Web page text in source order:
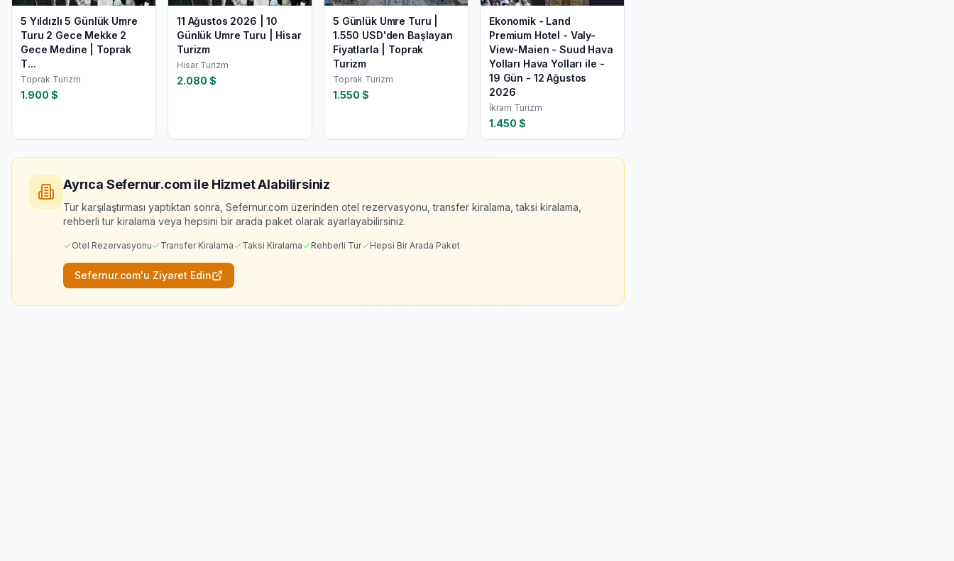
5 Yıldızlı 5 Günlük Umre
Turu 2 Gece Mekke 2
Gece Medine | Toprak
T...
Toprak Turizm
1.900 $
11 Ağustos 2026 | 10
Günlük Umre Turu | Hisar
Turizm
Hisar Turizm
2.080 $
5 Günlük Umre Turu |
1.550 USD'den Başlayan
Fiyatlarla | Toprak
Turizm
Toprak Turizm
1.550 $
Ekonomik - Land
Premium Hotel - Valy-
View-Maien - Suud Hava
Yolları Hava Yolları ile -
19 Gün - 12 Ağustos
2026
İkram Turizm
1.450 $
Ayrıca Sefernur.com ile Hizmet Alabilirsiniz
Tur karşılaştırması yaptıktan sonra, Sefernur.com üzerinden otel rezervasyonu, transfer kiralama, taksi kiralama,
rehberli tur kiralama veya hepsini bir arada paket olarak ayarlayabilirsiniz.
Otel Rezervasyonu Transfer Kiralama Taksi Kiralama Rehberli Tur Hepsi Bir Arada Paket
Sefernur.com'u Ziyaret Edin